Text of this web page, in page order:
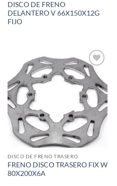
DISCO DE FRENO
DELANTERO V 66X150X12G
FIJO
Add to
wishlist
DISCO DE FRENO TRASERO
FRENO DISCO TRASERO FIX W
80X200X6A